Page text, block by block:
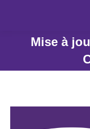
Mise à